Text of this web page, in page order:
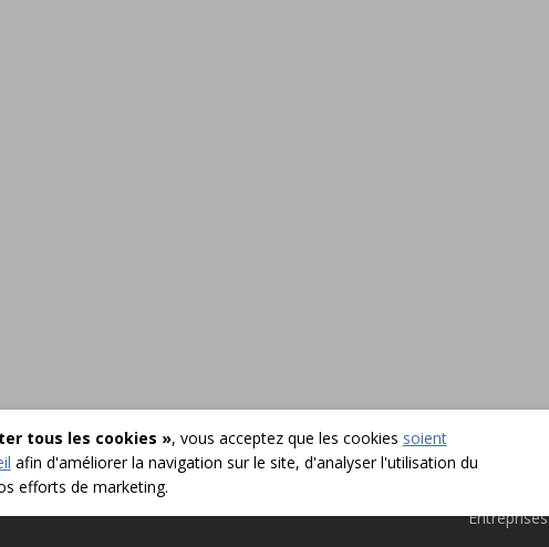
tous les cookies », vous acceptez que les cookies soient
afin d'améliorer la navigation sur le site, d'analyser l'utilisation du
efforts de marketing.
Entreprises